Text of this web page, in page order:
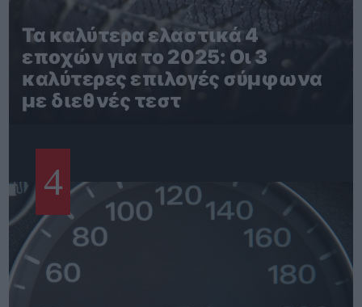
Τα καλύτερα ελαστικά 4
εποχών για το 2025: Οι 3
καλύτερες επιλογές σύμφωνα
με διεθνές τεστ
4